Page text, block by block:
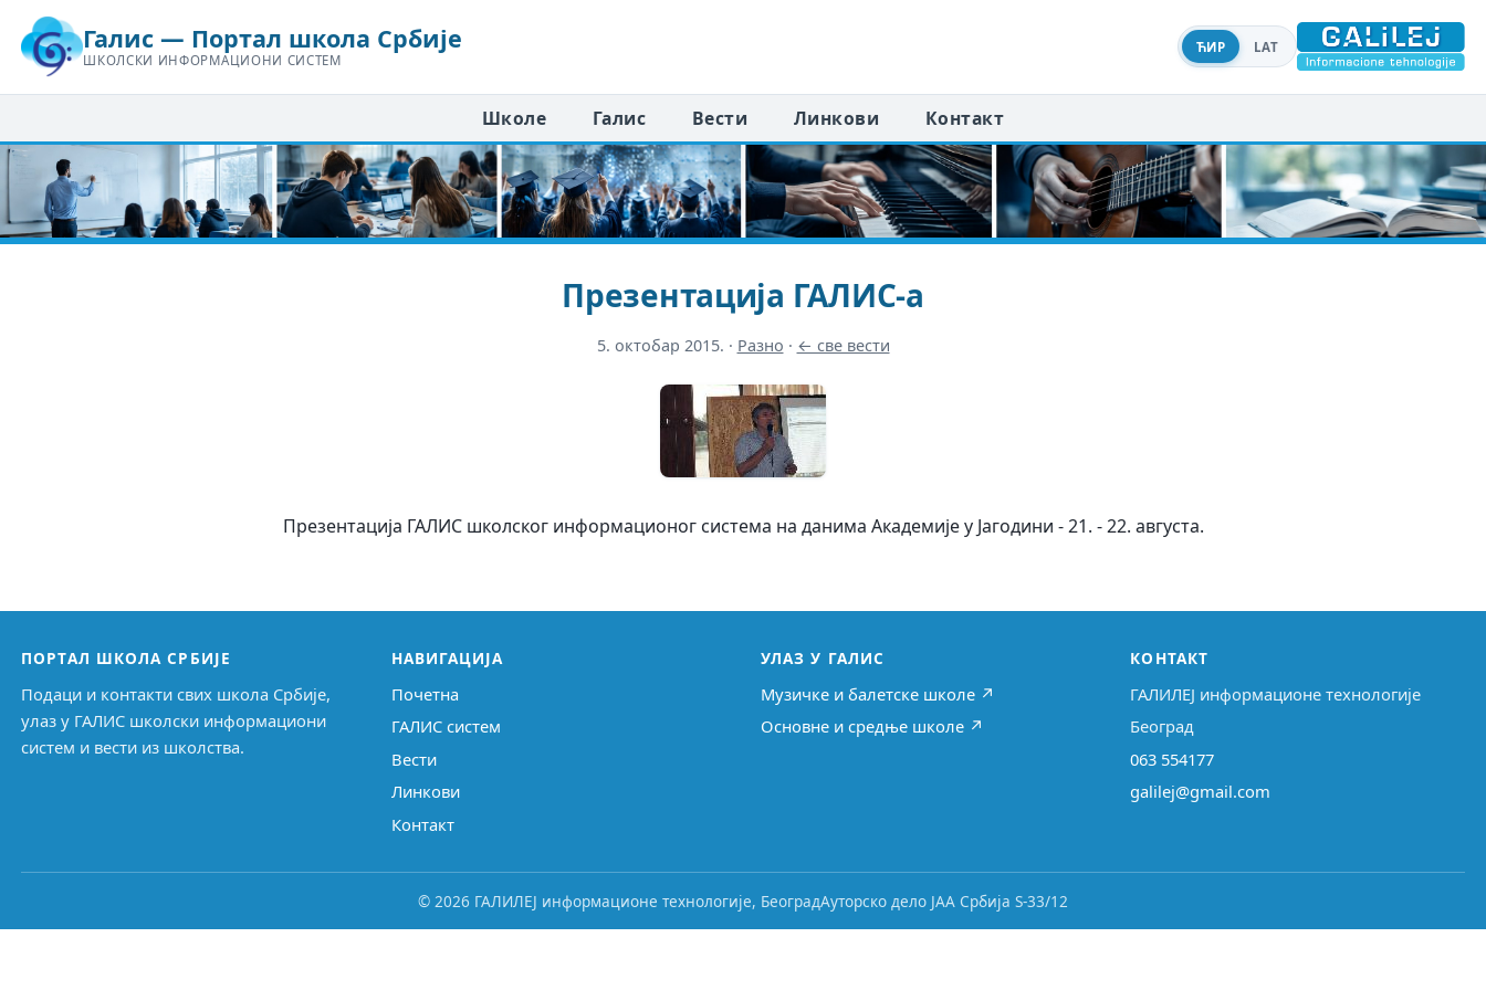
Галис — Портал школа Србије
ШКОЛСКИ ИНФОРМАЦИОНИ СИСТЕМ
ЋИР LAT
Школе Галис Вести Линкови Контакт
Презентација ГАЛИС-а
5. октобар 2015. · Разно · ← све вести
Презентација ГАЛИС школског информационог система на данима Академије у Јагодини - 21. - 22. августа.
ПОРТАЛ ШКОЛА СРБИЈЕ
Подаци и контакти свих школа Србије,
улаз у ГАЛИС школски информациони
систем и вести из школства.
НАВИГАЦИЈА
Почетна
ГАЛИС систем
Вести
Линкови
Контакт
УЛАЗ У ГАЛИС
Музичке и балетске школе ↗
Основне и средње школе ↗
КОНТАКТ
ГАЛИЛЕЈ информационе технологије
Београд
063 554177
galilej@gmail.com
© 2026 ГАЛИЛЕЈ информационе технологије, БеоградАуторско дело ЈАА Србија S-33/12